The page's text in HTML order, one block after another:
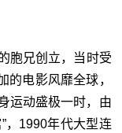
胞兄创立，当时受
的电影风靡全球，
运动盛极一时，由
，1990年代大型连